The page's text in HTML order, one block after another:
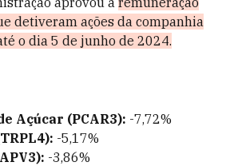
detiveram ações da companhia
o dia 5 de junho de 2024.
Açúcar (PCAR3): -7,72%
-5,17%
-3,86%